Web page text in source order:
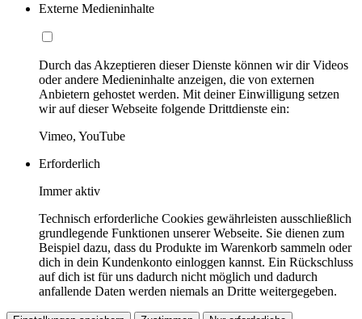
Externe Medieninhalte
Durch das Akzeptieren dieser Dienste können wir dir Videos
oder andere Medieninhalte anzeigen, die von externen
Anbietern gehostet werden. Mit deiner Einwilligung setzen
wir auf dieser Webseite folgende Drittdienste ein:
Vimeo, YouTube
Erforderlich
Immer aktiv
Technisch erforderliche Cookies gewährleisten ausschließlich
grundlegende Funktionen unserer Webseite. Sie dienen zum
Beispiel dazu, dass du Produkte im Warenkorb sammeln oder
dich in dein Kundenkonto einloggen kannst. Ein Rückschluss
auf dich ist für uns dadurch nicht möglich und dadurch
anfallende Daten werden niemals an Dritte weitergegeben.